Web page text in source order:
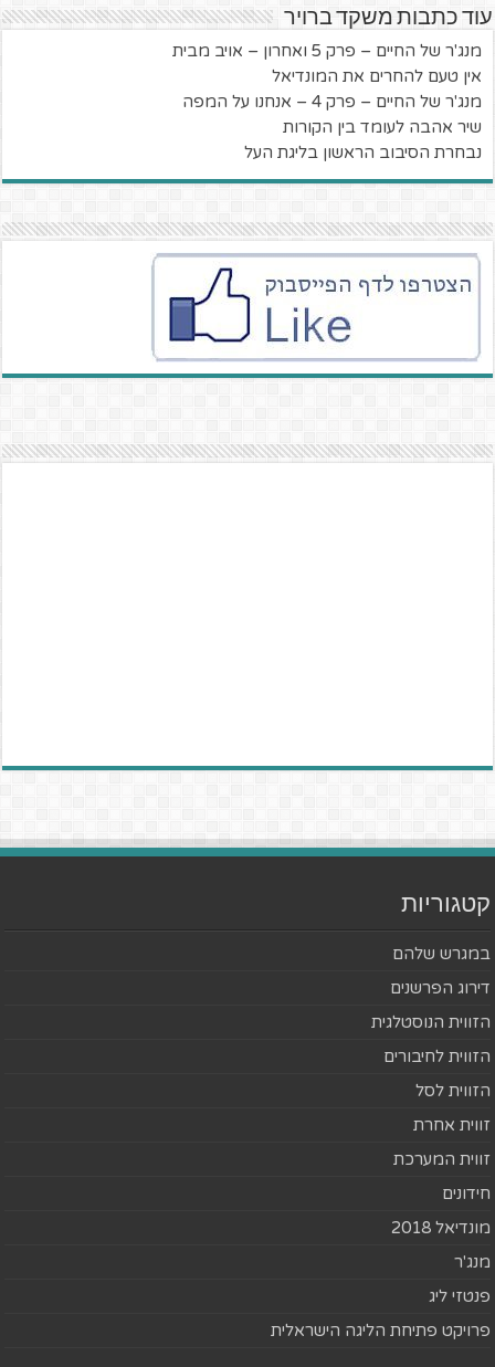
עוד כתבות משקד ברויר
מנג'ר של החיים – פרק 5 ואחרון – אויב מבית
אין טעם להחרים את המונדיאל
מנג'ר של החיים – פרק 4 – אנחנו על המפה
שיר אהבה לעומד בין הקורות
נבחרת הסיבוב הראשון בליגת העל
קטגוריות
במגרש שלהם
דירוג הפרשנים
הזווית הנוסטלגית
הזווית לחיבורים
הזווית לסל
זווית אחרת
זווית המערכת
חידונים
מונדיאל 2018
מנג'ר
פנטזי ליג
פרויקט פתיחת הליגה הישראלית